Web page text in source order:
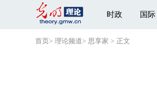
时政 国际
首页 > 理论频道> 思享家 > 正文